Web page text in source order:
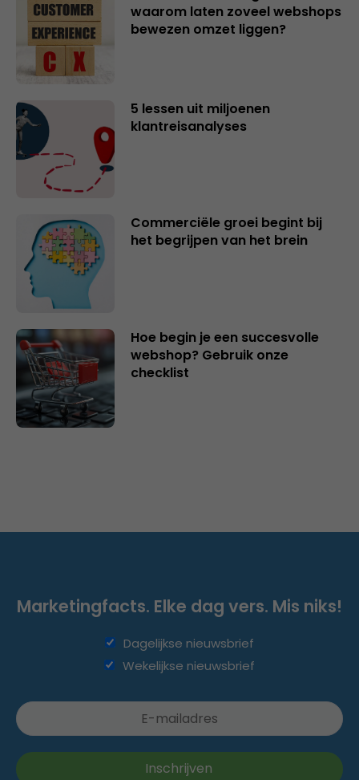
waarom laten zoveel webshops
bewezen omzet liggen?
5 lessen uit miljoenen
klantreisanalyses
Commerciële groei begint bij
het begrijpen van het brein
Hoe begin je een succesvolle
webshop? Gebruik onze
checklist
Marketingfacts. Elke dag vers. Mis niks!
Dagelijkse nieuwsbrief
Wekelijkse nieuwsbrief